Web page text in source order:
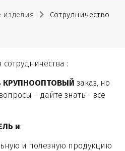
изделия Сотрудничество
:
КРУПНООПТОВЫЙ заказ, но
– дайте знать - все
и:
и полезную продукцию